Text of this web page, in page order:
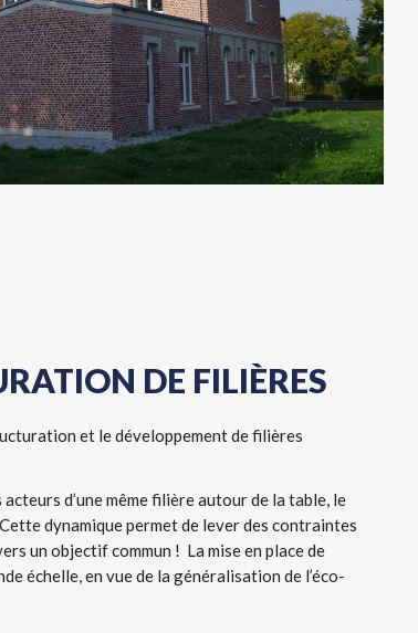
DE FILIÈRES
et le développement de filières
d’une même filière autour de la table, le
dynamique permet de lever des contraintes
un objectif commun ! La mise en place de
échelle, en vue de la généralisation de l’éco-